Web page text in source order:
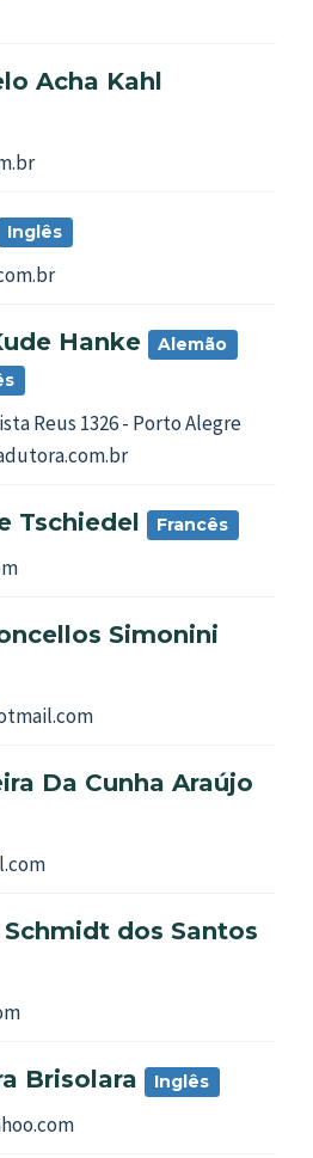
Acha Kahl
Inglês
Hanke
Alemão
Reus 1326 - Porto Alegre
Tschiedel Francês
Simonini
Da Cunha Araújo
dos Santos
Brisolara Inglês